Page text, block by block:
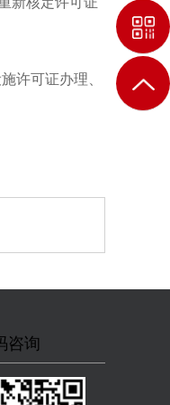
许可证办理、
咨询